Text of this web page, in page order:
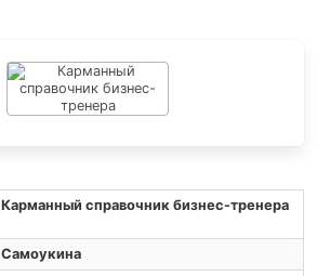
Карманный справочник бизнес-тренера
Самоукина